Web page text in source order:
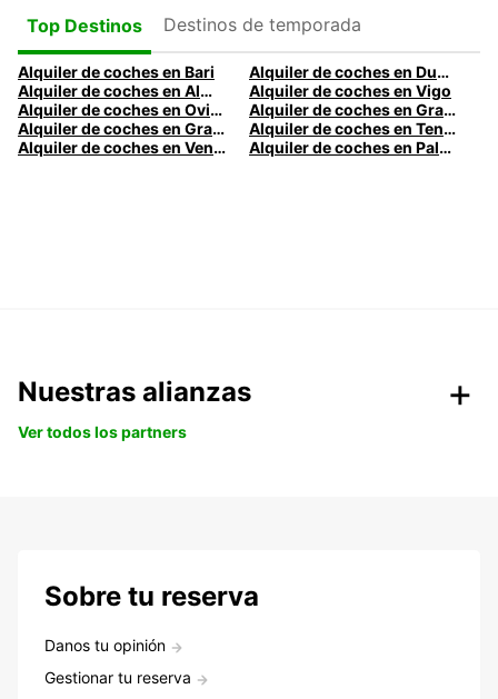
Top Destinos
Destinos de temporada
Alquiler de coches en Bari
Alquiler de coches en Dublín
Alquiler de coches en Almería
Alquiler de coches en Vigo
Alquiler de coches en Oviedo
Alquiler de coches en Granada
Alquiler de coches en Gran Canaria
Alquiler de coches en Tenerife
Alquiler de coches en Venecia
Alquiler de coches en Palermo
Nuestras alianzas
Ver todos los partners
Sobre tu reserva
Danos tu opinión
Gestionar tu reserva